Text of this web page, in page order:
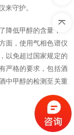
来守护。
低甲醇的含量，一
面，使用气相色谱仪
以免超过国家规定的
严格的要求，包括酒
中甲醇的检测至关重